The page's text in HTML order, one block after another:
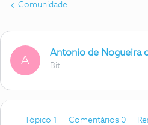
Comunidade
A
Antonio de Nogueira
Bit
Tópico 1 Comentários 0